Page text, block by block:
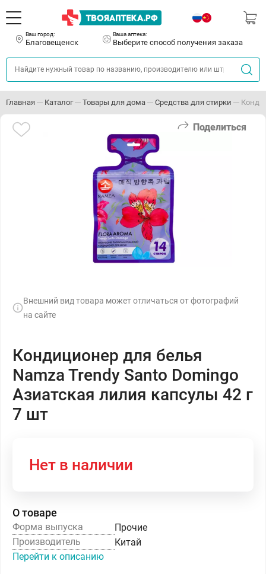
Ваш город:
Благовещенск
Ваша аптека:
Выберите способ получения заказа
Главная Каталог Товары для дома Средства для стирки
Поделиться
Внешний вид товара может отличаться от фотографий
на сайте
Кондиционер для белья
Namza Trendy Santo Domingo
Азиатская лилия капсулы 42 г
7 шт
Нет в наличии
О товаре
Форма выпуска
Прочие
Производитель
Китай
Перейти к описанию